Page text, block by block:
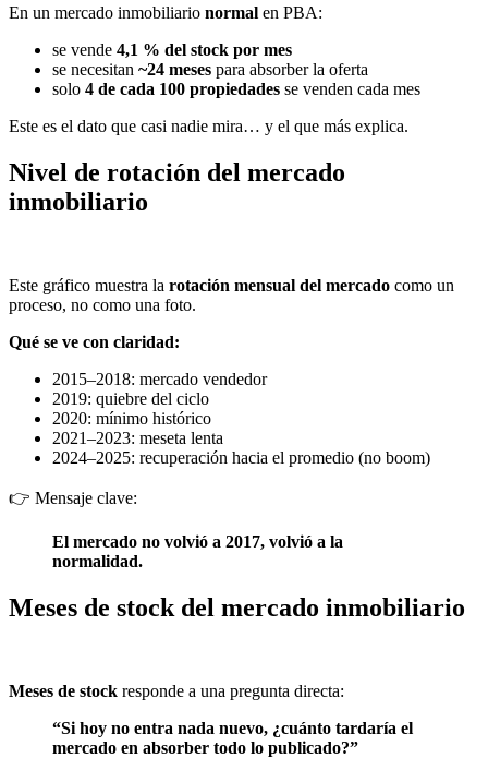
En un mercado inmobiliario normal en PBA:
se vende 4,1 % del stock por mes
se necesitan ~24 meses para absorber la oferta
solo 4 de cada 100 propiedades se venden cada mes
Este es el dato que casi nadie mira… y el que más explica.
Nivel de rotación del mercado
inmobiliario
Este gráfico muestra la rotación mensual del mercado como un
proceso, no como una foto.
Qué se ve con claridad:
2015–2018: mercado vendedor
2019: quiebre del ciclo
2020: mínimo histórico
2021–2023: meseta lenta
2024–2025: recuperación hacia el promedio (no boom)
👉 Mensaje clave:
El mercado no volvió a 2017, volvió a la
normalidad.
Meses de stock del mercado inmobiliario
Meses de stock responde a una pregunta directa:
“Si hoy no entra nada nuevo, ¿cuánto tardaría el
mercado en absorber todo lo publicado?”